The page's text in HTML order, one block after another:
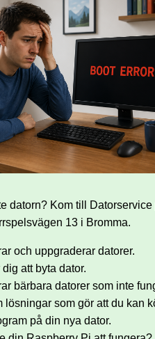
datorn? Kom till Datorservice
13 i Bromma.
och uppgraderar datorer.
att byta dator.
bärbara datorer som inte
lösningar som gör att du kan
på din nya dator.